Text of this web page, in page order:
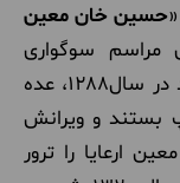
حسین خان معین
مراسم سوگواری
شهادت امام حسین ساخت. 6 سال بعد در سال1288، عده
بستند و ویرانش
ارعایا را ترور